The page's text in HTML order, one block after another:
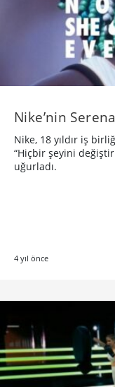
Nike’nin
Nike, 18 yıldır iş
“Hiçbir şeyini
uğurladı.
4 yıl önce